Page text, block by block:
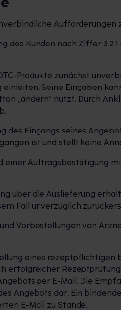
des Kunden nach Ziffer
Produkte zunächst
Seine Eingaben
„ändern“ nutzt. Durch
Eingangs seines
ist und stellt keine
einer Auftragsbestätigung
über die Auslieferung
Fall unverzüglich
Vorbestellungen von
eines rezeptpflichtigen
erfolgreicher
per E-Mail. Die
Angebots dar. Ein
E-Mail zu Stande.